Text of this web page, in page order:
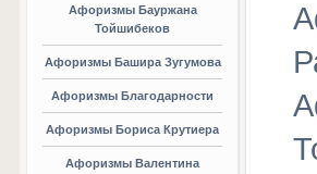
Афоризмы Бауржана
Тойшибеков
Афоризмы Башира Зугумова
Афоризмы Благодарности
Афоризмы Бориса Крутиера
Афоризмы Валентина